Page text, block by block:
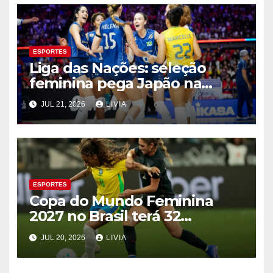
ESPORTES
Liga das Nações: seleção
feminina pega Japão na
quarta em 1º mata-mata
JUL 21, 2026 LIVIA
ESPORTES
Copa do Mundo Feminina
2027 no Brasil terá 32
seleções
JUL 20, 2026 LIVIA